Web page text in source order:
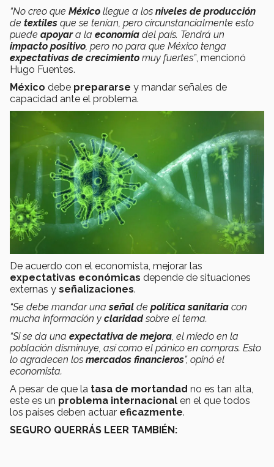
“No creo que México llegue a los niveles de producción
de textiles que se tenían, pero circunstancialmente esto
puede apoyara la economía del país. Tendrá un
impacto positivo , pero no para que México tenga
expectativas de crecimiento muy fuertes”, mencionó
Hugo Fuentes.
México debe prepararse y mandar señales de
capacidad ante el problema.
De acuerdo con el economista, mejorar las
expectativas económicas depende de situaciones
externas y señalizaciones.
“Se debe mandar unaseñal de política sanitaria con
mucha información y claridadsobre el tema.
“Si se da una expectativa de mejora , el miedo en la
población disminuye, así como el pánico en compras. Esto
lo agradecen los mercados financieros”, opinó el
economista.
A pesar de que la tasa de mortandad no es tan alta,
este es un problema internacional en el que todos
los países deben actuar eficazmente.
SEGURO QUERRÁS LEER TAMBIÉN: